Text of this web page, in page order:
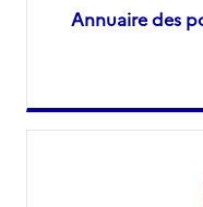
Annuaire des